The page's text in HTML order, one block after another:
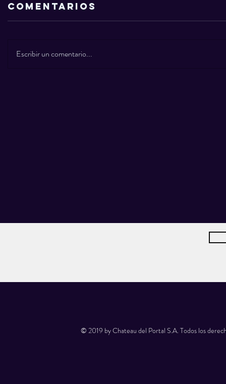
Comentarios
Escribir un comentario...
© 2019 by Chateau del Portal S.A. Todos los